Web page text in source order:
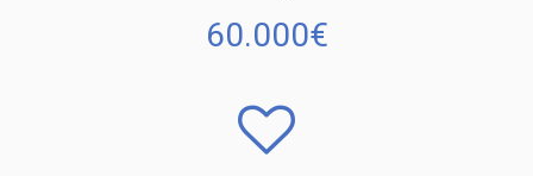
60.000€